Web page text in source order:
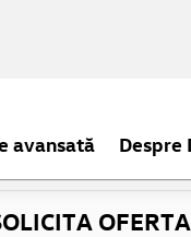
avansată Despre
OFERTA